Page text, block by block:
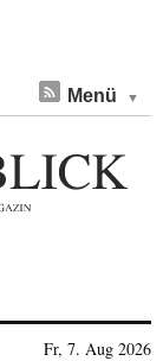
Menü
Fr, 7. Aug 2026